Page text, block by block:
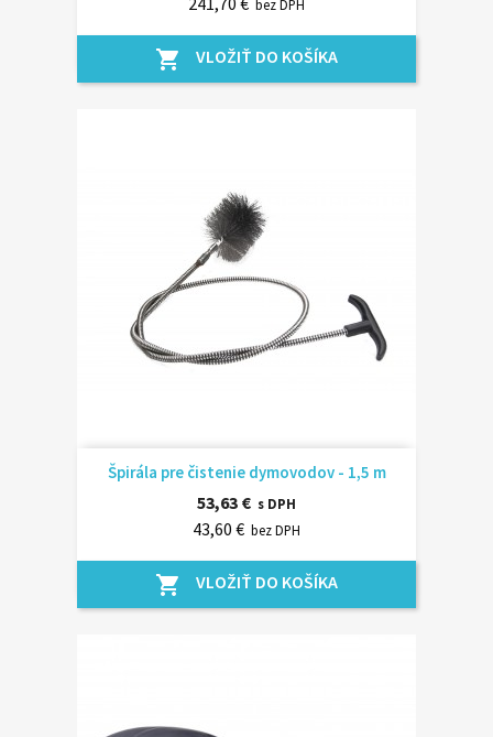
bez DPH
shopping_cart VLOŽIŤ DO KOŠÍKA
Špirála pre čistenie dymovodov - 1,5 m
53,63 € s DPH
43,60 € bez DPH
shopping_cart VLOŽIŤ DO KOŠÍKA